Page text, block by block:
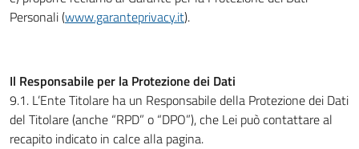
Personali (www.garanteprivacy.it).
Il Responsabile per la Protezione dei Dati
9.1. L’Ente Titolare ha un Responsabile della Protezione dei Dati
del Titolare (anche “RPD” o “DPO”), che Lei può contattare al
recapito indicato in calce alla pagina.